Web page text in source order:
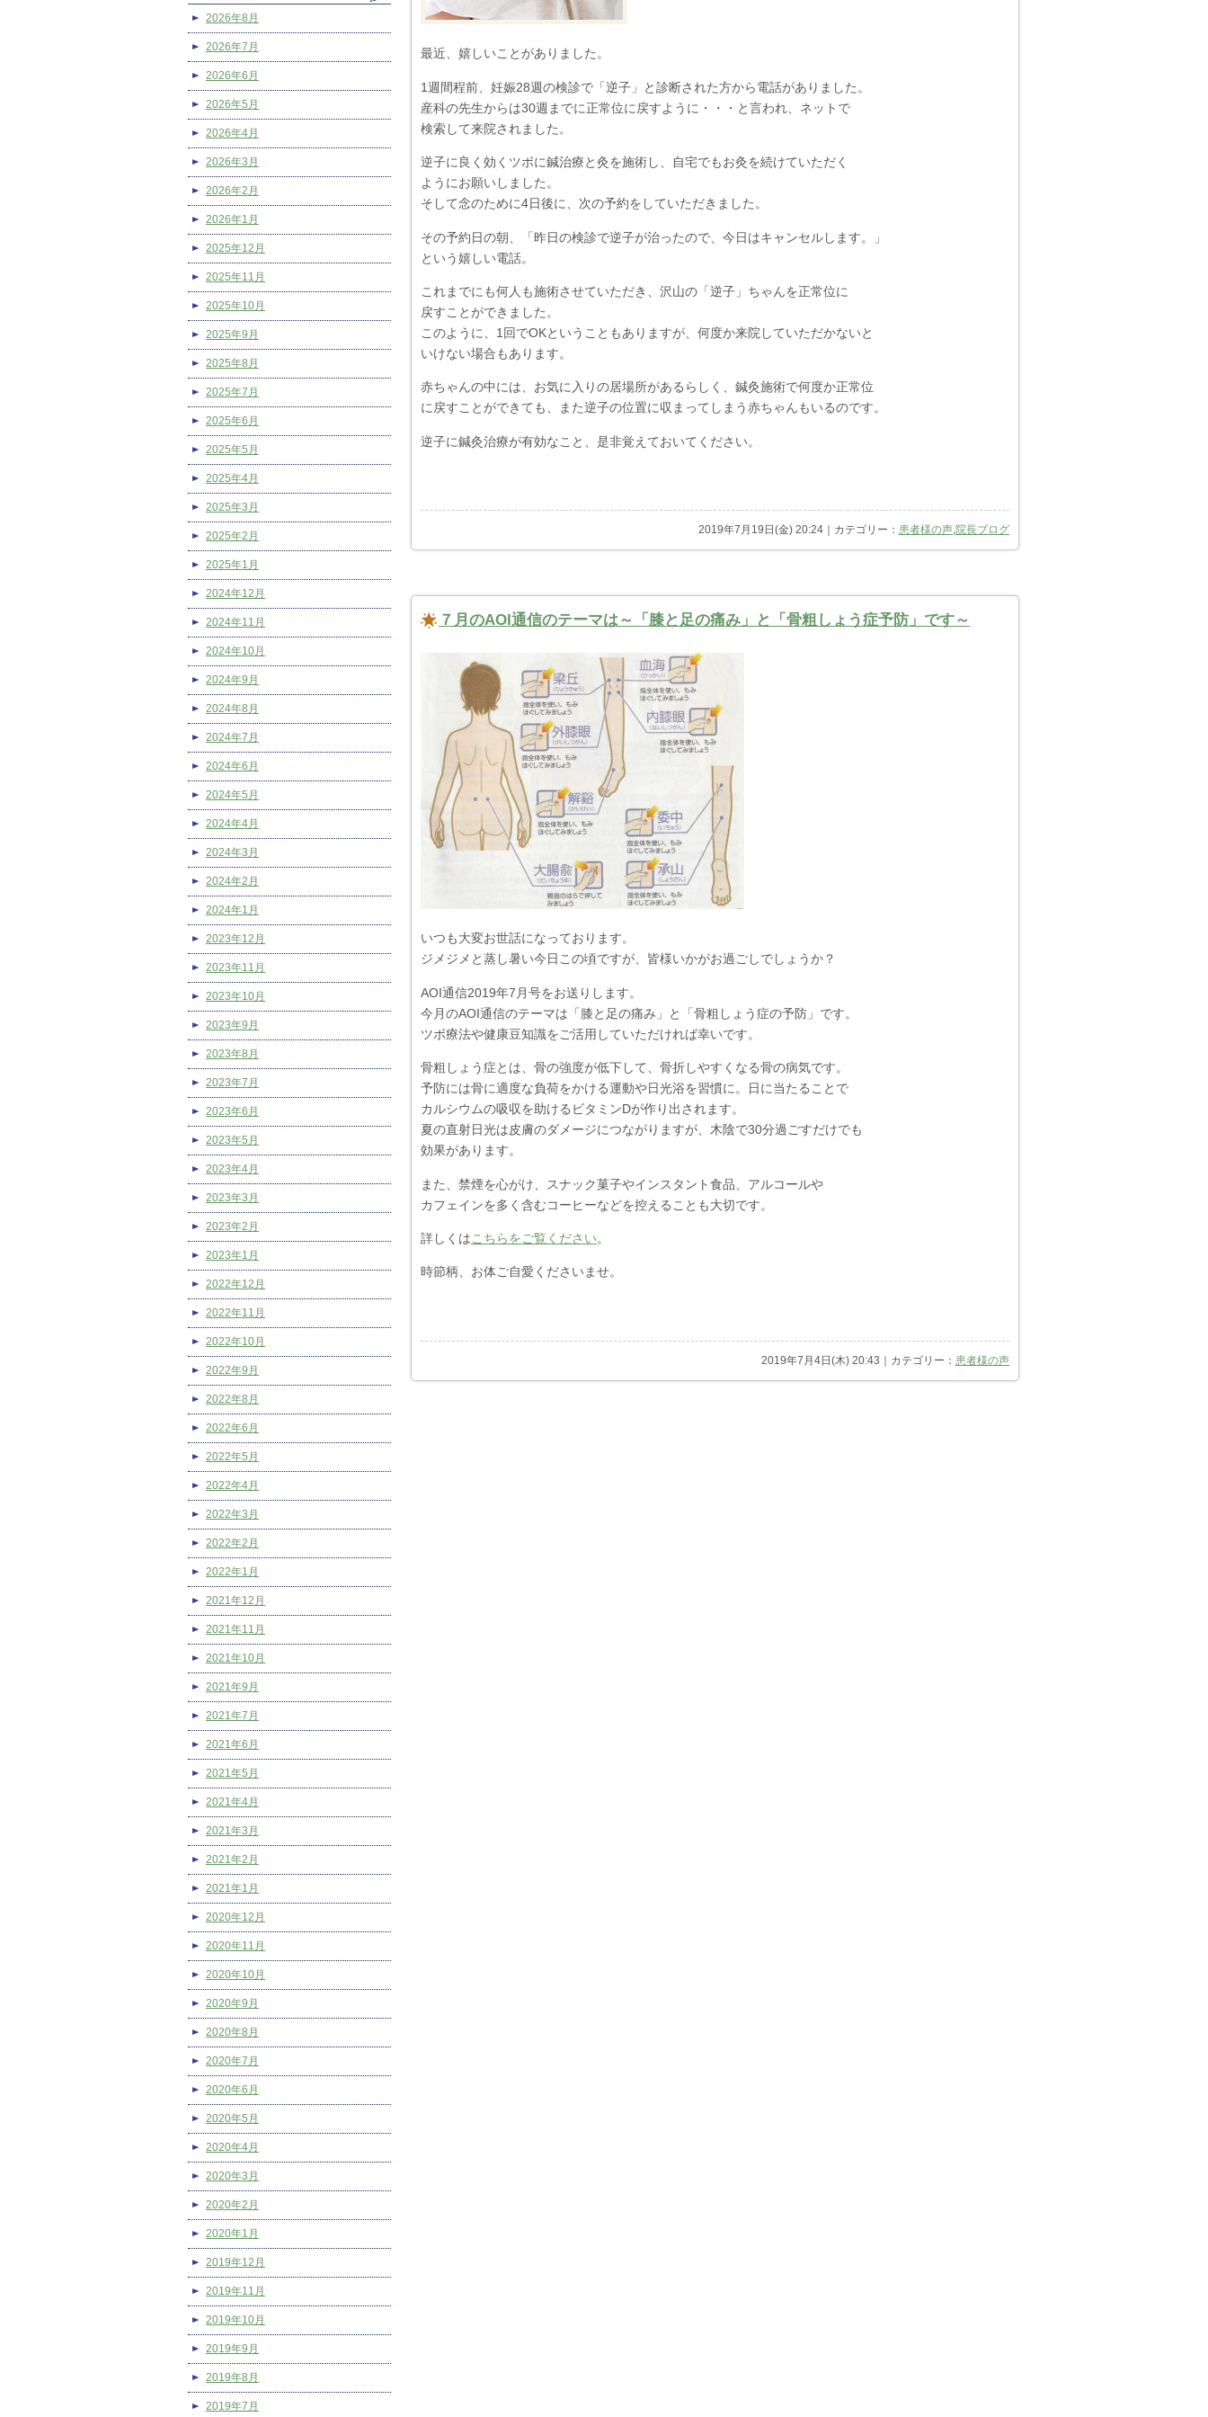
2026年8月
2026年7月
2026年6月
2026年5月
2026年4月
2026年3月
2026年2月
2026年1月
2025年12月
2025年11月
2025年10月
2025年9月
2025年8月
2025年7月
2025年6月
2025年5月
2025年4月
2025年3月
2025年2月
2025年1月
2024年12月
2024年11月
2024年10月
2024年9月
2024年8月
2024年7月
2024年6月
2024年5月
2024年4月
2024年3月
2024年2月
2024年1月
2023年12月
2023年11月
2023年10月
2023年9月
2023年8月
2023年7月
2023年6月
2023年5月
2023年4月
2023年3月
2023年2月
2023年1月
2022年12月
2022年11月
2022年10月
2022年9月
2022年8月
2022年6月
2022年5月
2022年4月
2022年3月
2022年2月
2022年1月
2021年12月
2021年11月
2021年10月
2021年9月
2021年7月
2021年6月
2021年5月
2021年4月
2021年3月
2021年2月
2021年1月
2020年12月
2020年11月
2020年10月
2020年9月
2020年8月
2020年7月
2020年6月
2020年5月
2020年4月
2020年3月
2020年2月
2020年1月
2019年12月
2019年11月
2019年10月
2019年9月
2019年8月
2019年7月
最近、嬉しいことがありました。
1週間程前、妊娠28週の検診で「逆子」と診断された方から電話がありました。
産科の先生からは30週までに正常位に戻すように・・・と言われ、ネットで
検索して来院されました。
逆子に良く効くツボに鍼治療と灸を施術し、自宅でもお灸を続けていただく
ようにお願いしました。
そして念のために4日後に、次の予約をしていただきました。
その予約日の朝、「昨日の検診で逆子が治ったので、今日はキャンセルします。」
という嬉しい電話。
これまでにも何人も施術させていただき、沢山の「逆子」ちゃんを正常位に
戻すことができました。
このように、1回でOKということもありますが、何度か来院していただかないと
いけない場合もあります。
赤ちゃんの中には、お気に入りの居場所があるらしく、鍼灸施術で何度か正常位
に戻すことができても、また逆子の位置に収まってしまう赤ちゃんもいるのです。
逆子に鍼灸治療が有効なこと、是非覚えておいてください。
2019年7月19日(金) 20:24｜カテゴリー： 患者様の声,院長ブログ
７月のAOI通信のテーマは～「膝と足の痛み」と「骨粗しょう症予防」です～
いつも大変お世話になっております。
ジメジメと蒸し暑い今日この頃ですが、皆様いかがお過ごしでしょうか？
AOI通信2019年7月号をお送りします。
今月のAOI通信のテーマは「膝と足の痛み」と「骨粗しょう症の予防」です。
ツボ療法や健康豆知識をご活用していただければ幸いです。
骨粗しょう症とは、骨の強度が低下して、骨折しやすくなる骨の病気です。
予防には骨に適度な負荷をかける運動や日光浴を習慣に。日に当たることで
カルシウムの吸収を助けるビタミンDが作り出されます。
夏の直射日光は皮膚のダメージにつながりますが、木陰で30分過ごすだけでも
効果があります。
また、禁煙を心がけ、スナック菓子やインスタント食品、アルコールや
カフェインを多く含むコーヒーなどを控えることも大切です。
詳しくはこちらをご覧ください。
時節柄、お体ご自愛くださいませ。
2019年7月4日(木) 20:43｜カテゴリー： 患者様の声